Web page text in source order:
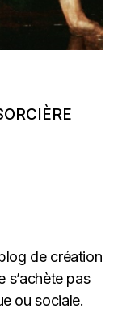
de création
s’achète pas
ou sociale.